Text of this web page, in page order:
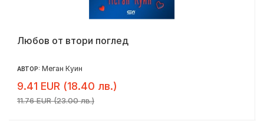
Любов от втори поглед
АВТОР: Меган Куин
9.41 EUR (18.40 лв.)
11.76 EUR (23.00 лв.)